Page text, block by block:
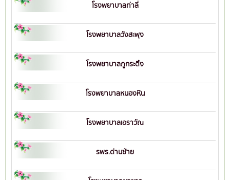
โรงพยาบาลท่าลี่
โรงพยาบาลวังสะพุง
โรงพยาบาลภูกระดึง
โรงพยาบาลหนองหิน
โรงพยาบาลเอราวัณ
รพร.ด่านซ้าย